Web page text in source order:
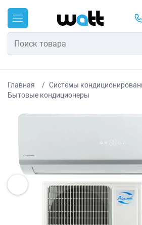
Главная
Системы
Бытовые кондиционеры